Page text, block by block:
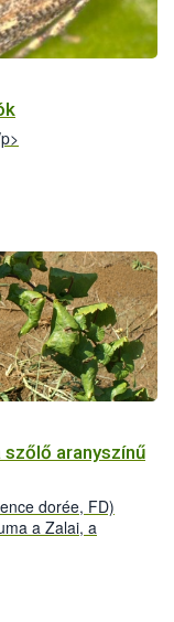
aranyszínű
dorée, FD)
a Zalai, a
borvidék után
Pécsi borvidéken is